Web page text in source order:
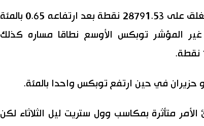
وهبط المؤشر نيكي 0.07 بالمئة ليغلق على 28791.53 نقطة بعد ارتفاعه 0.65 بالمئة
المؤشر توبكس الأوسع نطاقا مساره كذلك
متأثرة بمكاسب وول ستريت ليل الثلاثاء لكن